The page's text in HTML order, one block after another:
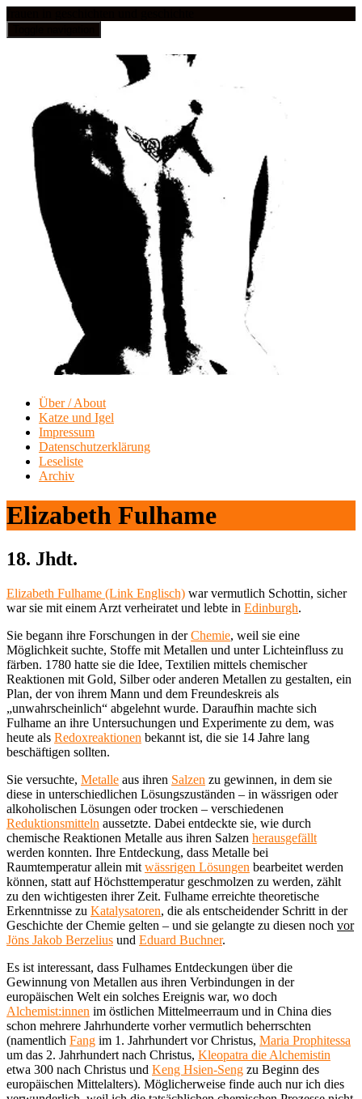
Über / About
Katze und Igel
Impressum
Datenschutzerklärung
Leseliste
Archiv
Elizabeth Fulhame
18. Jhdt.
Elizabeth Fulhame (Link Englisch) war vermutlich Schottin, sicher
war sie mit einem Arzt verheiratet und lebte in Edinburgh.
Sie begann ihre Forschungen in derChemie, weil sie eine
Möglichkeit suchte, Stoffe mit Metallen und unter Lichteinfluss zu
färben. 1780 hatte sie die Idee, Textilien mittels chemischer
Reaktionen mit Gold, Silber oder anderen Metallen zu gestalten, ein
Plan, der von ihrem Mann und dem Freundeskreis als
„unwahrscheinlich“ abgelehnt wurde. Daraufhin machte sich
Fulhame an ihre Untersuchungen und Experimente zu dem, was
heute als Redoxreaktionen bekannt ist, die sie 14 Jahre lang
beschäftigen sollten.
Sie versuchte, Metalle aus ihren Salzen zu gewinnen, in dem sie
diese in unterschiedlichen Lösungszuständen – in wässrigen oder
alkoholischen Lösungen oder trocken – verschiedenen
Reduktionsmitteln aussetzte. Dabei entdeckte sie, wie durch
chemische Reaktionen Metalle aus ihren Salzen herausgefällt
werden konnten. Ihre Entdeckung, dass Metalle bei
Raumtemperatur allein mit wässrigen Lösungen bearbeitet werden
können, statt auf Höchsttemperatur geschmolzen zu werden, zählt
zu den wichtigesten ihrer Zeit. Fulhame erreichte theoretische
Erkenntnisse zu Katalysatoren, die als entscheidender Schritt in der
Geschichte der Chemie gelten – und sie gelangte zu diesen noch vor
Jöns Jakob Berzelius und Eduard Buchner.
Es ist interessant, dass Fulhames Entdeckungen über die
Gewinnung von Metallen aus ihren Verbindungen in der
europäischen Welt ein solches Ereignis war, wo doch
Alchemist:innen im östlichen Mittelmeerraum und in China dies
schon mehrere Jahrhunderte vorher vermutlich beherrschten
(namentlich Fang im 1. Jahrhundert vor Christus, Maria Prophitessa
um das 2. Jahrhundert nach Christus, Kleopatra die Alchemistin
etwa 300 nach Christus und Keng Hsien-Seng zu Beginn des
europäischen Mittelalters). Möglicherweise finde auch nur ich dies